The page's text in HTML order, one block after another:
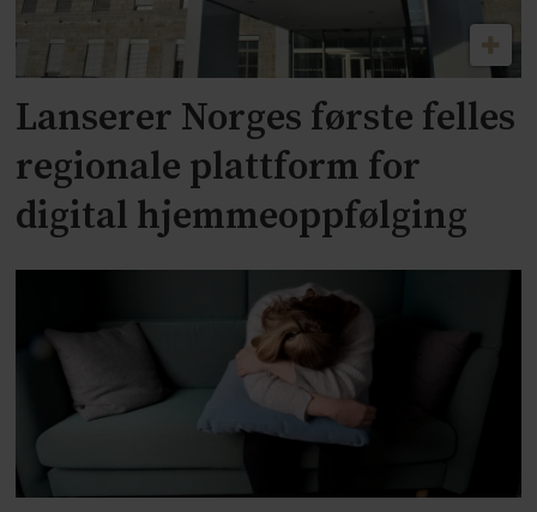
Lanserer Norges første felles
regionale plattform for
digital hjemmeoppfølging